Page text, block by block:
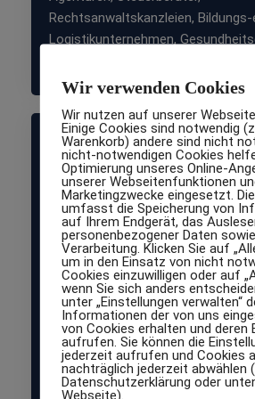
Rechtsanwaltskanzleien,
Logistikunternehmen,
Schutzklasse
1
Normaler Schutzbedarf
Für interne Daten, deren
geringe Auswirkungen hat.
Memos, Entwürfe, allgemeine
ohne Personenbezug.
Wir verwenden Cookies
Wir nutzen auf unserer
Einige Cookies sind notwendig
Warenkorb) andere sind nicht
nicht-notwendigen Cookies
Optimierung unseres Online-
unserer Webseitenfunktionen
Marketingzwecke eingesetzt.
umfasst die Speicherung von
auf Ihrem Endgerät, das
personenbezogener Daten
Verarbeitung. Klicken Sie auf
um in den Einsatz von nicht
Cookies einzuwilligen oder auf
wenn Sie sich anders
unter „Einstellungen verwalten“
Informationen der von uns
von Cookies erhalten und deren
aufrufen. Sie können die
jederzeit aufrufen und Cookies
nachträglich jederzeit abwählen
Datenschutzerklärung oder
Webseite).